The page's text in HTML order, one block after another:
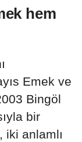
hem
Emek ve
Bingöl
bir
iki anlamlı